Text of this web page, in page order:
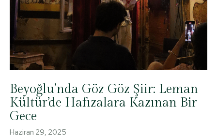
Beyoğlu’nda Göz Göz Şiir: Leman
Kültür’de Hafızalara Kazınan Bir
Gece
Haziran 29, 2025